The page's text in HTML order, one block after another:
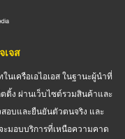
เจส
เครือเอไอเอส ในฐานะผู้นำที่
ง ผ่านเว็บไซต์รวมสินค้าและ
อบและยืนยันตัวตนจริง และ
ะมอบบริการที่เหนือความคาด